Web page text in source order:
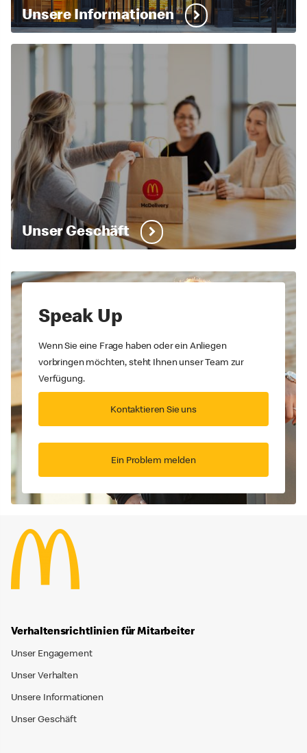
Unsere Informationen
Unser Geschäft
Speak Up
Wenn Sie eine Frage haben oder ein Anliegen
vorbringen möchten, steht Ihnen unser Team zur
Verfügung.
Kontaktieren Sie uns
Ein Problem melden
Verhaltensrichtlinien für Mitarbeiter
Unser Engagement
Unser Verhalten
Unsere Informationen
Unser Geschäft